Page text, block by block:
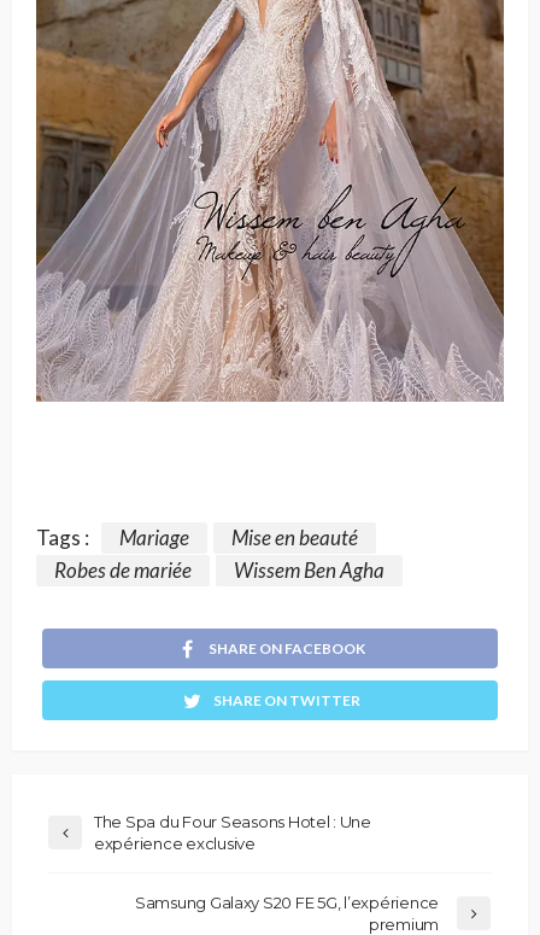
Tags : Mariage
Mise en beauté
Robes de mariée
Wissem Ben Agha
SHARE ON FACEBOOK
SHARE ON TWITTER
The Spa du Four Seasons Hotel : Une
expérience exclusive
Samsung Galaxy S20 FE 5G, l’expérience
premium